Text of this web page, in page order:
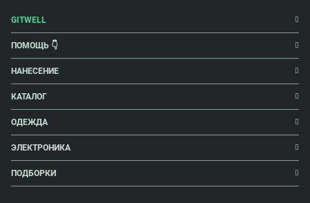
GITWELL
ПОМОЩЬ 👇
НАНЕСЕНИЕ
КАТАЛОГ
ОДЕЖДА
ЭЛЕКТРОНИКА
ПОДБОРКИ